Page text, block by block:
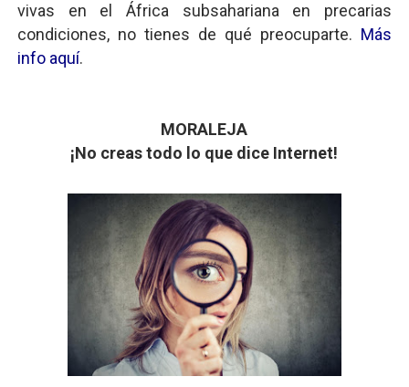
vivas en el África subsahariana en precarias
condiciones, no tienes de qué preocuparte. Más
info aquí.
MORALEJA
¡No creas todo lo que dice Internet!